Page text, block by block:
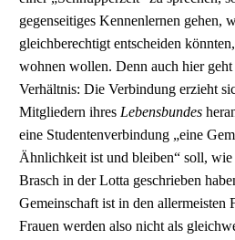
gegenseitiges Kennenlernen gehen,
gleichberechtigt entscheiden
wohnen wollen. Denn auch hier geht
Verhältnis: Die Verbindung erzieht
Mitgliedern ihres Lebensbundes
eine Studentenverbindung „eine
Ähnlichkeit ist und bleiben“ soll,
Brasch in der Lotta geschrieben
Gemeinschaft ist in den allermeisten
Frauen werden also nicht als